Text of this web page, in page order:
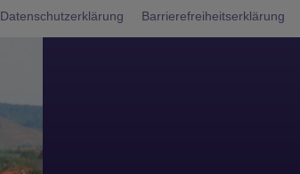
Datenschutzerklärung Barrierefreiheitserklärung